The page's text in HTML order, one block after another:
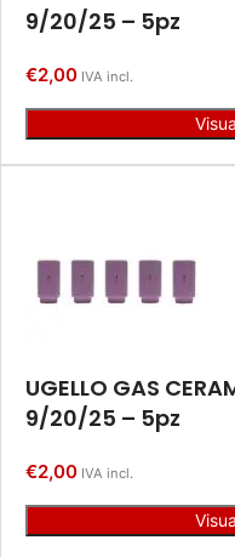
9/20/25 – 5pz
€2,00 IVA incl.
UGELLO GAS
9/20/25 – 5pz
€2,00 IVA incl.